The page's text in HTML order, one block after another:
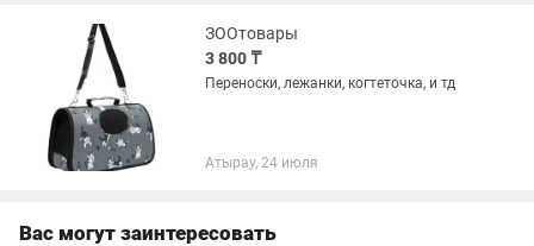
ЗООтовары
3 800 ₸
Переноски, лежанки, когтеточка, и тд
Атырау, 24 июля
Вас могут заинтересовать